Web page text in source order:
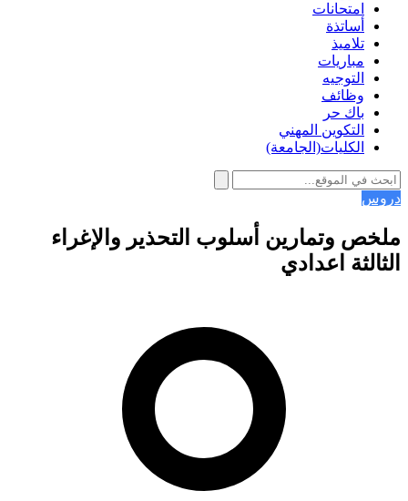
امتحانات
أساتذة
تلاميذ
مباريات
التوجيه
وظائف
باك حر
التكوين المهني
الكليات(الجامعة)
دروس
ملخص وتمارين أسلوب التحذير والإغراء
الثالثة اعدادي